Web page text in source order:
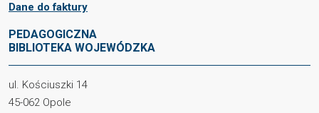
Dane do faktury
PEDAGOGICZNA
BIBLIOTEKA WOJEWÓDZKA
ul. Kościuszki 14
45-062 Opole